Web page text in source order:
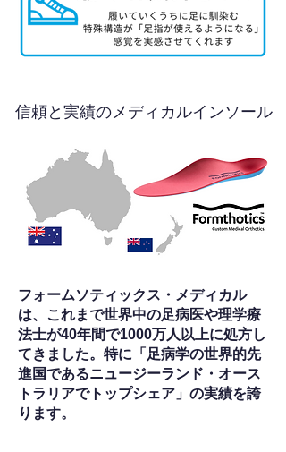
信頼と実績のメディカルインソール
フォームソティックス・メディカル
は、これまで世界中の足病医や理学療
法士が40年間で1000万人以上に処方し
てきました。特に「足病学の世界的先
進国であるニュージーランド・オース
トラリアでトップシェア」の実績を誇
ります。